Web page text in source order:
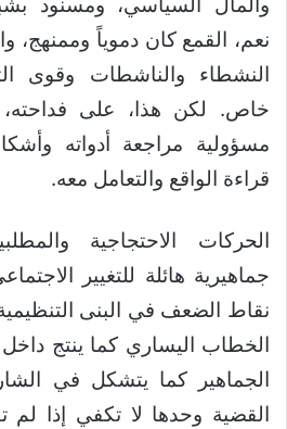
والمال السياسي، ومسنود
نعم، القمع كان دموياً
النشطاء والناشطات وقوى
خاص. لكن هذا، على
مسؤولية مراجعة أدواته
قراءة الواقع والتعامل معه.
الحركات الاحتجاجية
جماهيرية هائلة للتغيير
نقاط الضعف في البنى
الخطاب اليساري كما ينتج
الجماهير كما يتشكل في
القضية وحدها لا تكفي إذا لم